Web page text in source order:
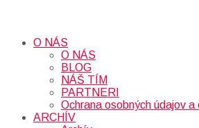
O NÁS
O NÁS
BLOG
NÁŠ TÍM
PARTNERI
Ochrana osobných údajov a
ARCHÍV